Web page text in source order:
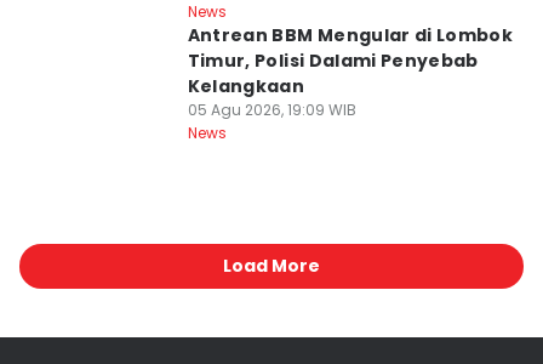
News
Antrean BBM Mengular di Lombok
Timur, Polisi Dalami Penyebab
Kelangkaan
05 Agu 2026, 19:09 WIB
News
Load More